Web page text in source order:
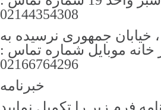
02144354308
خیابان جمهوری نرسیده به
خانه موبایل شماره تماس :
02166764296
خبرنامه